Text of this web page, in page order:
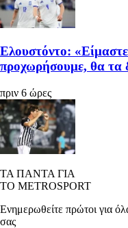
Ελουστόντο:
προχωρήσουμε, θα τα
πριν 6 ώρες
ΤΑ ΠΑΝΤΑ ΓΙΑ
ΤΟ METROSPORT
Ενημερωθείτε πρώτοι για
σας